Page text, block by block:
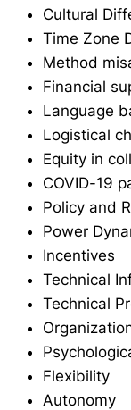
Cultural
Time Zone
Method
Financial
Language
Logistical
Equity in
COVID-19
Policy and
Power
Incentives
Technical
Technical
Flexibility
Autonomy